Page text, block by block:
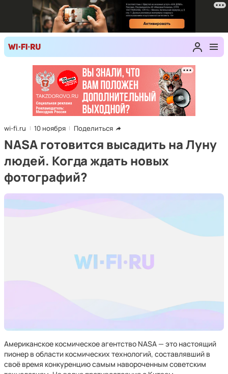
wi-fi.ru 10 ноября Поделиться
NASA готовится высадить на Луну
людей. Когда ждать новых
фотографий?
Американское космическое агентство NASA — это настоящий
пионер в области космических технологий, составлявший в
своё время конкуренцию самым навороченным советским